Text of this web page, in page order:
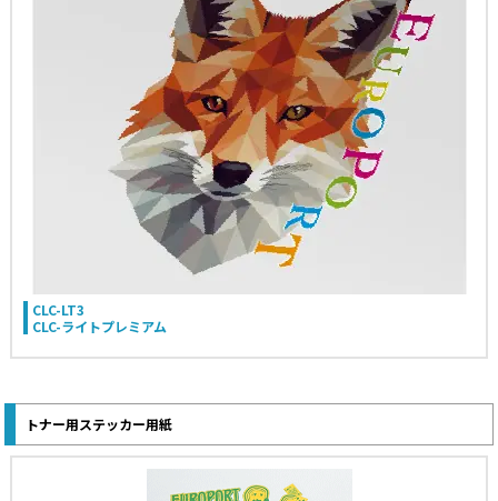
CLC-LT3
CLC-ライトプレミアム
トナー用ステッカー用紙